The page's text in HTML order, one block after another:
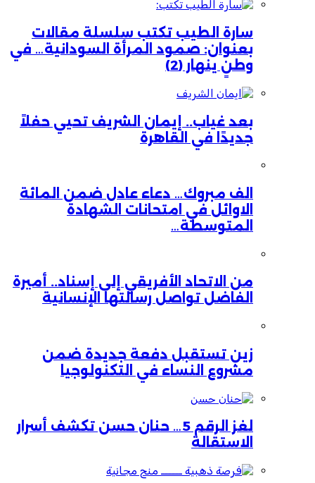
سارة الطيب تكتب سلسلة مقالات
بعنوان: صمود المرأة السودانية… في
وطنٍ ينهار (2)
بعد غياب.. إيمان الشريف تحيي حفلاً
جديدًا في القاهرة
الف مبروك… دعاء عادل ضمن المائة
الاوائل في امتحانات الشهادة
المتوسطة…
من الاتحاد الأفريقي إلى إسناد.. أميرة
الفاضل تواصل رسالتها الإنسانية
زين تستقبل دفعة جديدة ضمن
مشروع النساء في التكنولوجيا
لغز الرقم 5… حنان حسن تكشف أسرار
الاستقالة